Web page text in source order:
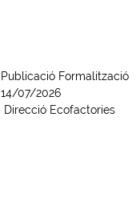
Publicació Formalització
14/07/2026
Direcció Ecofactories